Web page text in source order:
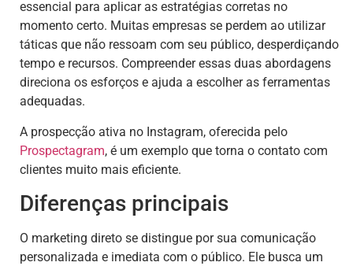
essencial para aplicar as estratégias corretas no
momento certo. Muitas empresas se perdem ao utilizar
táticas que não ressoam com seu público, desperdiçando
tempo e recursos. Compreender essas duas abordagens
direciona os esforços e ajuda a escolher as ferramentas
adequadas.
A prospecção ativa no Instagram, oferecida pelo
Prospectagram, é um exemplo que torna o contato com
clientes muito mais eficiente.
Diferenças principais
O marketing direto se distingue por sua comunicação
personalizada e imediata com o público. Ele busca um